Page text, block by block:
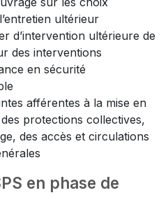
ultérieur
d’intervention ultérieure de
des interventions
en sécurité
afférentes à la mise en
protections collectives,
des accès et circulations
en phase de